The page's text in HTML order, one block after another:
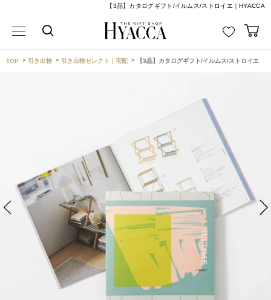
【3品】カタログギフト/イルムス/ストロイエ｜HYACCA
TOP 引き出物 引き出物セレクト｜宅配 【3品】カタログギフト/イルムス/ストロイエ